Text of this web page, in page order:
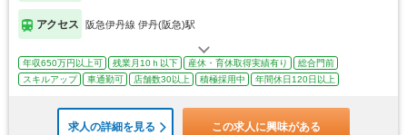
アクセス 阪急伊丹線 伊丹(阪急)駅
年収650万円以上可 残業月10ｈ以下 産休・育休取得実績有り
総合門前
スキルアップ
車通勤可 店舗数30以上 積極採用中 年間休日120日以上
求人の詳細を見る この求人に興味がある